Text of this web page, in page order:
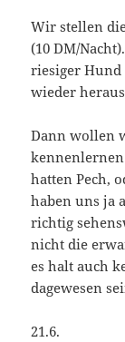
Wir stellen
(10 DM/
riesiger Hund
wieder
Dann wollen
hatten Pech,
haben uns ja
richtig
nicht die
es halt auch
dagewesen
21.6.